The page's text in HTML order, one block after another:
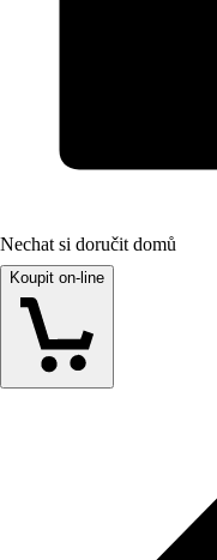
Nechat si doručit domů
Koupit on-line